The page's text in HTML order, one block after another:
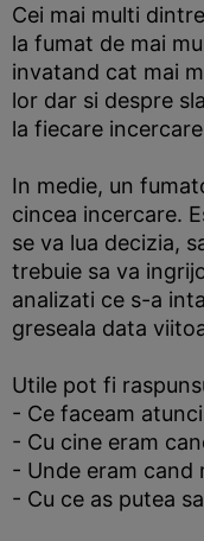
Cei mai multi
la fumat de mai
invatand cat mai
lor dar si despre
la fiecare
In medie, un
cincea incercare.
se va lua decizia,
trebuie sa va
analizati ce s-a
greseala data
Utile pot fi
- Ce faceam
- Cu cine eram
- Unde eram cand
- Cu ce as putea